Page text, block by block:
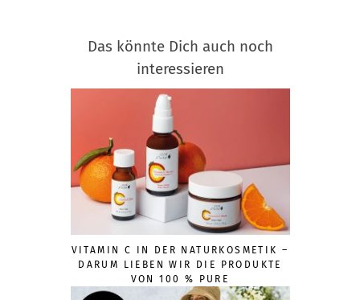
Das könnte Dich auch noch
interessieren
VITAMIN C IN DER NATURKOSMETIK –
DARUM LIEBEN WIR DIE PRODUKTE
VON 100 % PURE